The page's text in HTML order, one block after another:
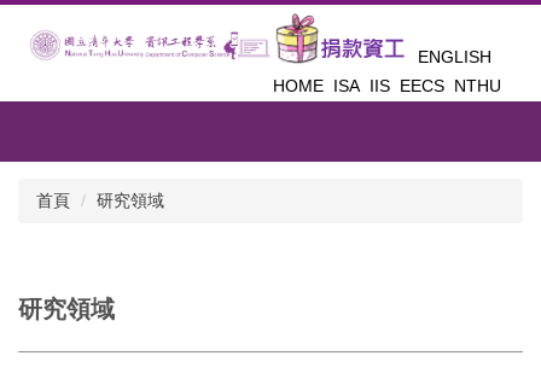
ENGLISH
HOME ISA IIS EECS NTHU
首頁 研究領域
研究領域